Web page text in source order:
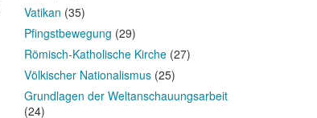
Vatikan (35)
Pfingstbewegung (29)
Römisch-Katholische Kirche(27)
Völkischer Nationalismus(25)
Grundlagen der Weltanschauungsarbeit
(24)